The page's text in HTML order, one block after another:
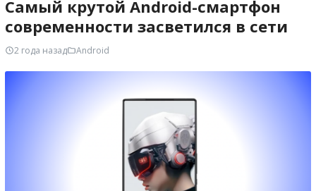
Самый крутой Android-смартфон
современности засветился в сети
2 года назад Android